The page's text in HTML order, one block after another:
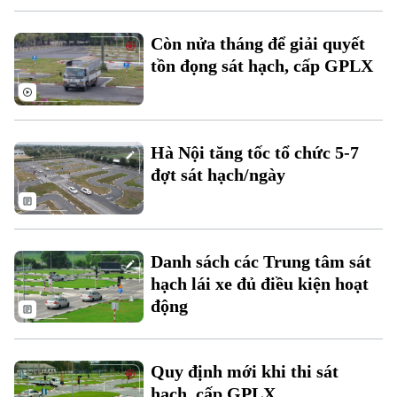
Kinh nghiệm
Đánh giá
Hướng nghiệp
Làng nghề
Di tích
Sức khỏe
Y tế
Dinh dưỡng
Thể thao
Bóng đá
Quần vợt
Golf
Giải trí
Tin tức
Sao
Thời trang
Âm nhạc
Đã phát sóng
Còn nửa tháng để giải quyết
tồn đọng sát hạch, cấp GPLX
Hà Nội tăng tốc tổ chức 5-7
đợt sát hạch/ngày
Danh sách các Trung tâm sát
hạch lái xe đủ điều kiện hoạt
động
Quy định mới khi thi sát
hạch, cấp GPLX